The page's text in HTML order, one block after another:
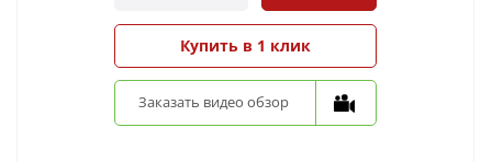
Купить в 1 клик
Заказать видео обзор